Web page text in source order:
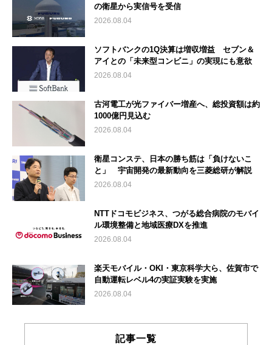
の衛星から実信号を受信
2026.08.04
ソフトバンクの1Q決算は増収増益 セブン＆
アイとの「未来型コンビニ」の実現にも意欲
2026.08.04
古河電工が光ファイバー増産へ、総投資額は約
1000億円見込む
2026.08.04
衛星コンステ、日本の勝ち筋は「負けないこ
と」 宇宙開発の最新動向を三菱総研が解説
2026.08.04
NTTドコモビジネス、つがる総合病院のモバイ
ル環境整備と地域医療DXを推進
2026.08.04
楽天モバイル・OKI・東京科学大ら、佐賀市で
自動運転レベル4の実証実験を実施
2026.08.04
記事一覧